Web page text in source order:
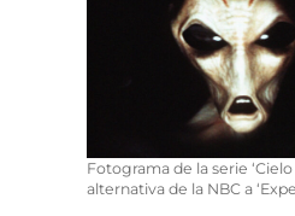
Fotograma de la serie ‘Cielo
alternativa de la NBC a